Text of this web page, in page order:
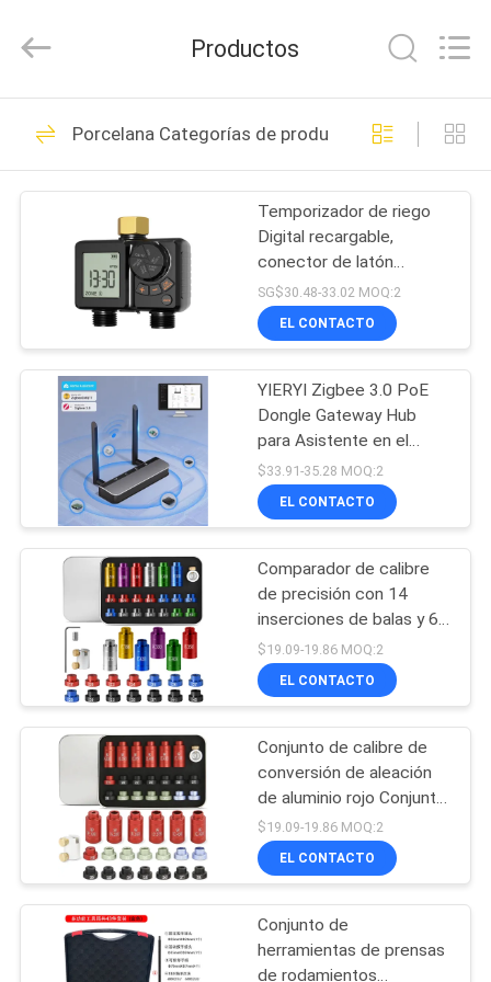
INICIO
PRODUCTOS
SOBRE
NOSOTROS
VISITA
FÁBRICA
CONTROL
CALIDAD
CONTACTO
NOTICIAS
TODOS
CASOS
YIERYI
Technology
All
Reserved.
Medidor de pH de
Bluetooth
92
Metro de la
fertilidad de suelo
42
metro de la calidad
del agua
Medidor de pH de
Digitaces
Productos
Porcelana Categorías de productos más vendidas
Temporizador de riego
Digital recargable,
conector de latón
resistente, controlador
de aspersor automático
con anulación Manual
SG$30.48-33.02 MOQ:2
EL CONTACTO
YIERYI Zigbee 3.0 PoE
Dongle Gateway Hub
para Asistente en el
hogar Zigbee2 MQTT
ESP32 + CC2652P Dual
5dBi Antenas Tipo-C /
$33.91-35.28 MOQ:2
EL CONTACTO
Comparador de calibre
de precisión con 14
inserciones de balas y 6
comparador de calibre
de cabezas universales
para.17-.45
$19.09-19.86 MOQ:2
EL CONTACTO
Conjunto de calibre de
conversión de aleación
de aluminio rojo Conjunto
de bujes B.350&.17
Adaptadores de calibre
para una fácil
$19.09-19.86 MOQ:2
EL CONTACTO
Conjunto de
herramientas de prensas
de rodamientos